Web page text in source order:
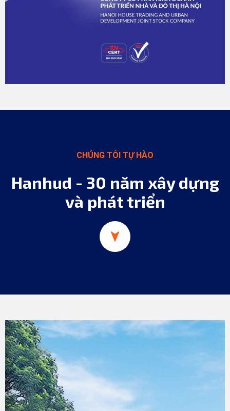
CHÚNG TÔI TỰ HÀO
Hanhud - 30 năm xây dựng
và phát triển